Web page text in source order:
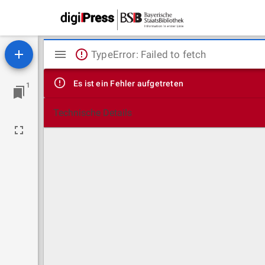
1
Mirador
Viewer
TypeError: Failed to fetch
Es ist ein Fehler aufgetreten
Technische Details